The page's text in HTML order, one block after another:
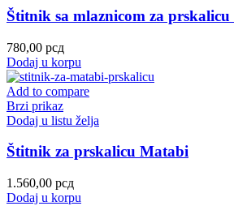
Štitnik sa mlaznicom za prskalicu
780,00 рсд
Dodaj u korpu
Add to compare
Brzi prikaz
Dodaj u listu želja
Štitnik za prskalicu Matabi
1.560,00 рсд
Dodaj u korpu